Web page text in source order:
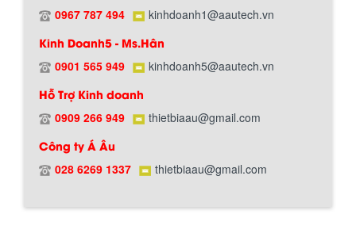
0967 787 494 kinhdoanh1@aautech.vn
Kinh Doanh5 - Ms.Hân
0901 565 949 kinhdoanh5@aautech.vn
Hỗ Trợ Kinh doanh
0909 266 949 thietbiaau@gmail.com
Công ty Á Âu
028 6269 1337 thietbiaau@gmail.com
Chính sách đổi trả hàng
Chính sách bảo hành